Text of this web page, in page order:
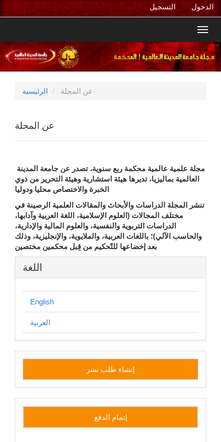
الرئيسي
الشريط
الجانبي
التسجيل الدخول
الرئيسية عن المجلة
عن المجلة
العالمية بماليزيا، تديرها هيئة استشارية وهيئة التحرير من ذوي
الخبرة والاختصاص محليا ودوليا
تنشر المجلة الدراسات والأبحاث والمقالات العلمية الرصينة في
مختلف المجالات (العلوم الإسلامية، اللغة العربية وآدابها،
الدراسات التربوية والنفسية، والعلوم المالية والإدارية،
والحاسب الآلي)؛ باللغات العربية، والملايوية، والإنجليزية، وذلك
بعد إخضاعها للتّحكيم من قِبل محكمين مختصين
اللغة
English
العربية
إنشاء
طلب
نشر
إنشاء طلب نشر
إتمام الدفع